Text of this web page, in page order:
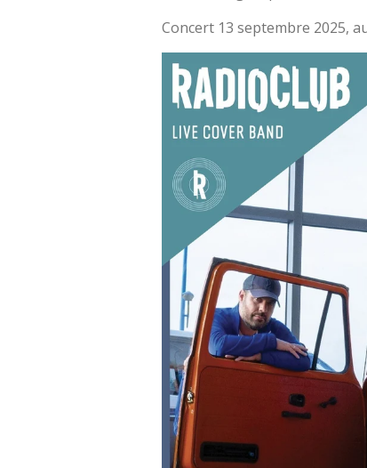
Concert 13 septembre 2025,